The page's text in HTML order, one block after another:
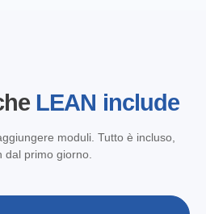
LEAN include
moduli. Tutto è incluso,
dal primo giorno.